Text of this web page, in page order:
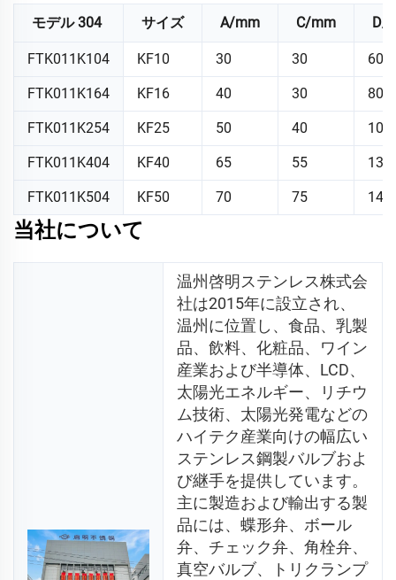
モデル 304 サイズ A/mm C/mm D/
FTK011K104 KF10 30 30 60
FTK011K164 KF16 40 30 80
FTK011K254 KF25 50 40 100
FTK011K404 KF40 65 55 130
FTK011K504 KF50 70 75 140
当社について
温州啓明ステンレス株式会
社は2015年に設立され、
温州に位置し、食品、乳製
品、飲料、化粧品、ワイン
産業および半導体、LCD、
太陽光エネルギー、リチウ
ム技術、太陽光発電などの
ハイテク産業向けの幅広い
ステンレス鋼製バルブおよ
び継手を提供しています。
主に製造および輸出する製
品には、蝶形弁、ボール
弁、チェック弁、角栓弁、
真空バルブ、トリクランプ